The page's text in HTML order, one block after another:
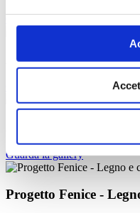
Guarda la gallery
Ampliamento
Ampliamento Attico di
Guarda la gallery
Progetto Fenice -